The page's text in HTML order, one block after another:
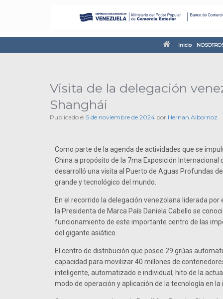
Inicio
Visita de la delegación
Shanghái
Publicado el 5 de noviembre de 2024 por Hernan Albornoz
Como parte de la agenda de actividades que se
China a propósito de la 7ma Exposición Internacional
desarrolló una visita al Puerto de Aguas Profundas
grande y tecnológico del mundo.
En el recorrido la delegación venezolana liderada por
la Presidenta de Marca País Daniela Cabello se
funcionamiento de este importante centro de las
del gigante asiático.
El centro de distribución que posee 29 grúas
capacidad para movilizar 40 millones de
inteligente, automatizado e individual; hito de la
modo de operación y aplicación de la tecnología en